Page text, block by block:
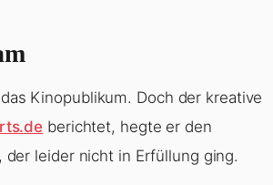
Kinopublikum. Doch der kreative
berichtet, hegte er den
der leider nicht in Erfüllung ging.